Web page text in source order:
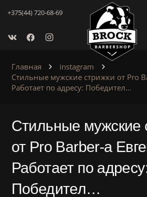
+375(44) 720-68-69
Главная
instagram
Стильные мужские стрижки от Pro
Работает по адресу: Победител…
Стильные мужские
от Pro Barber-а
Работает по
Победител…